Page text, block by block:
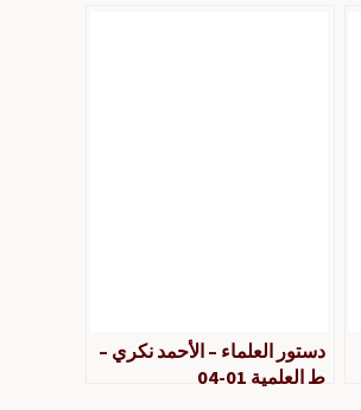
دستور العلماء – الأحمد نكري –
ط العلمية 01-04